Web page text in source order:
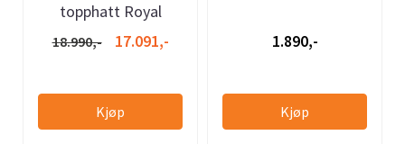
topphatt Royal
18.990,- 17.091,-
Kjøp
1.890,-
Kjøp